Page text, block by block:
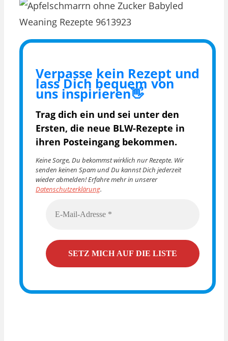
Verpasse kein Rezept und
lass Dich bequem von
uns inspirieren👋
Trag dich ein und sei unter den
Ersten, die neue BLW-Rezepte in
ihren Posteingang bekommen.
Keine Sorge, Du bekommst wirklich nur Rezepte. Wir
senden keinen Spam und Du kannst Dich jederzeit
wieder abmelden! Erfahre mehr in unserer
Datenschutzerklärung.